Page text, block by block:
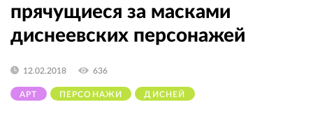
прячущиеся за масками
диснеевских персонажей
АРТ ПЕРСОНАЖИ ДИСНЕЙ
12.02.2018 636